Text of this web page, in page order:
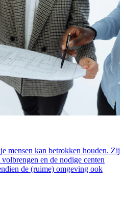
mensen kan betrokken houden. Zij
en de nodige centen
de (ruime) omgeving ook